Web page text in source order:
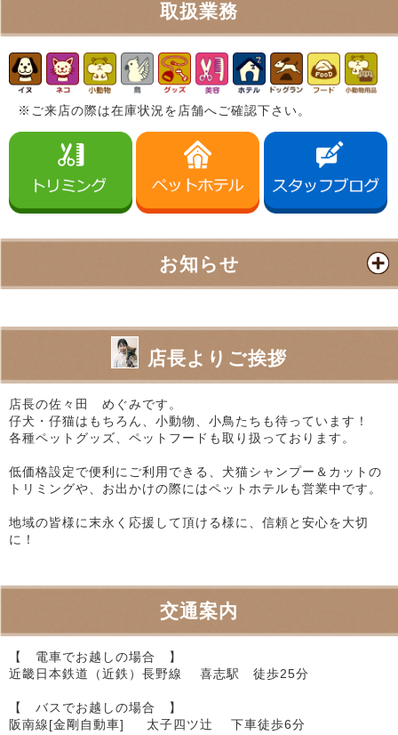
取扱業務
※ご来店の際は在庫状況を店舗へご確認下さい。
お知らせ
店長よりご挨拶
店長の佐々田 めぐみです。
仔犬・仔猫はもちろん、小動物、小鳥たちも待っています！
各種ペットグッズ、ペットフードも取り扱っております。
低価格設定で便利にご利用できる、犬猫シャンプー＆カットの
トリミングや、お出かけの際にはペットホテルも営業中です。
地域の皆様に末永く応援して頂ける様に、信頼と安心を大切
に！
交通案内
【 電車でお越しの場合 】
近畿日本鉄道（近鉄）長野線 喜志駅 徒歩25分
【 バスでお越しの場合 】
阪南線[金剛自動車] 太子四ツ辻 下車徒歩6分